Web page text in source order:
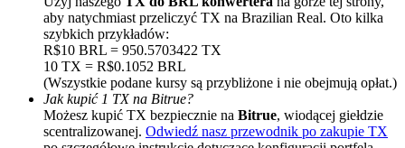
Zaproś przyjaciela, aby otrzymać nagrody pieniężne
Deposit CASHCAT & Win
aby natychmiast przeliczyć TX na Brazilian Real. Oto kilka
szybkich przykładów:
R$10 BRL = 950.5703422 TX
10 TX = R$0.1052 BRL
(Wszystkie podane kursy są przybliżone i nie obejmują opłat.)
Jak kupić 1 TX na Bitrue?
Możesz kupić TX bezpiecznie na Bitrue, wiodącej giełdzie
scentralizowanej. Odwiedź nasz przewodnik po zakupie TX